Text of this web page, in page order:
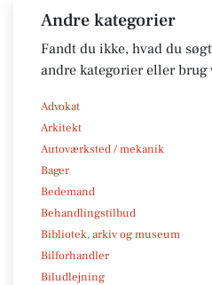
Andre kategorier
Fandt du ikke, hvad du
andre kategorier eller brug
Advokat
Arkitekt
Autoværksted / mekanik
Bager
Bedemand
Behandlingstilbud
Bibliotek, arkiv og museum
Bilforhandler
Biludlejning